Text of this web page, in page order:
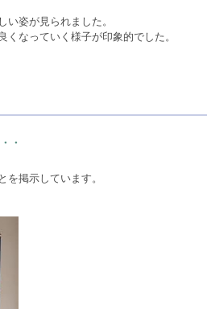
い姿が見られました。
なっていく様子が印象的でした。
・
を掲示しています。